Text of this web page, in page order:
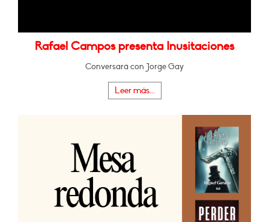
Rafael Campos presenta Inusitaciones
Conversará con Jorge Gay
Leer más...